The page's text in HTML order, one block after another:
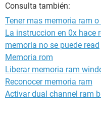
LOS DRIVERS O
CON ESTE EQUIPO
SE QUE EL PROSESADOR
NO SE SI TODO LO DEMAS
LES AGRADESCO DE
Consulta también:
Tener mas memoria ram
La instruccion en 0x hace
memoria no se puede read
Memoria rom
Liberar memoria ram
Reconocer memoria ram
Activar dual channel ram